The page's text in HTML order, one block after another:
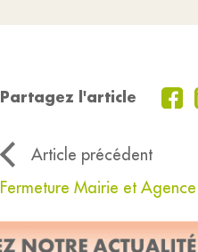
Partagez l'article
Article précédent
Fermeture Mairie et